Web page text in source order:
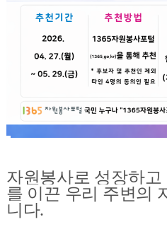
자원봉사로 성장하
를 이끈 우리 주변의
니다.